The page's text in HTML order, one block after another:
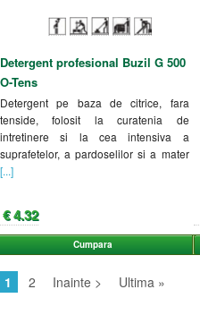
Detergent profesional Buzil G 500
O-Tens
Detergent pe baza de citrice, fara
tenside, folosit la curatenia de
intretinere si la cea intensiva a
suprafetelor, a pardoselilor si a mater
[...]
€ 4.32
Cumpara
1 2 Inainte > Ultima »